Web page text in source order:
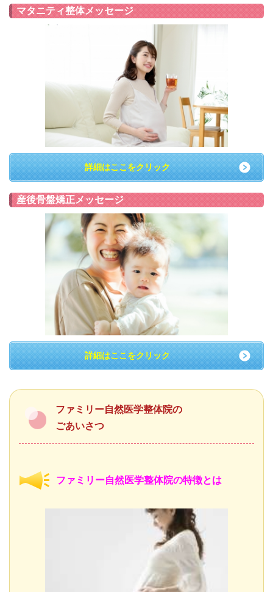
マタニティ整体メッセージ
詳細はここをクリック
産後骨盤矯正メッセージ
詳細はここをクリック
ファミリー自然医学整体院の
ごあいさつ
ファミリー自然医学整体院の特徴とは